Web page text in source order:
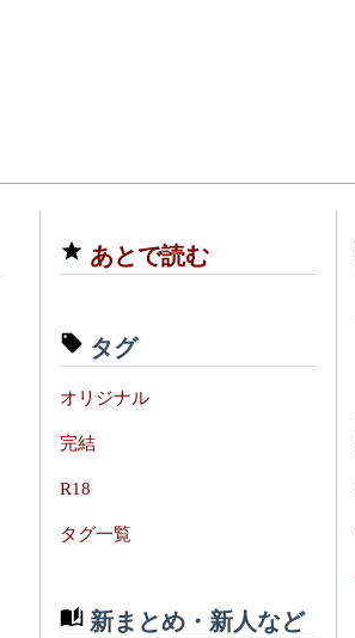
あとで読む
タグ
オリジナル
完結
R18
タグ一覧
新まとめ・新人など